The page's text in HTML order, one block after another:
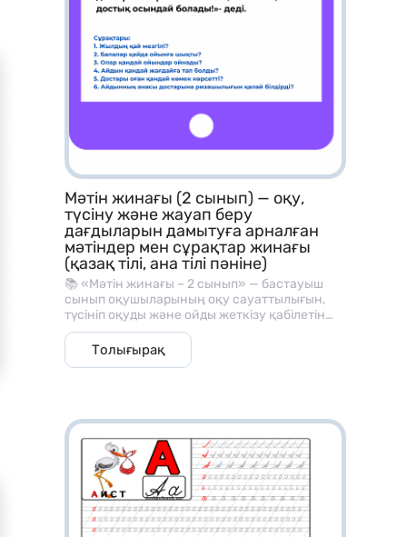
тапсырмалары
– Рим цифрларын үйрену карточкалары
– Периметр табу тапсырмалары
– Теңдеулерді шешу жаттығулары
– Көбейту кестесі материалдары
– Қосу, азайту аралас есептер
– Геометриялық фигуралармен жұмыс
– Уақытты анықтау тапсырмалары
Қалай қолданамыз?
– Топтық / жұптық жұмысқа
– Жеке карточка ретінде
– Қайталау сабақтарында
– БЖБ / ТЖБ дайынм алдында дайындыққа
Мәтін жинағы (2 сынып) — оқу,
түсіну және жауап беру
дағдыларын дамытуға арналған
мәтіндер мен сұрақтар жинағы
(қазақ тілі, ана тілі пәніне)
📚 «Мәтін жинағы – 2 сынып» — бастауыш
сынып оқушыларының оқу сауаттылығын,
түсініп оқуды және ойды жеткізу қабілетін
дамытуға арналған әдістемелік материал.
Бұл жинақ әр мәтіннен кейін берілген
түсінуге арналған сұрақтармен, оқу және
Толығырақ